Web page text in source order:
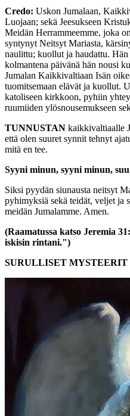
Credo: Uskon Jumalaan,
Luojaan; sekä Jeesukseen
Meidän Herrammeemme, joka
syntynyt Neitsyt Mariasta,
naulittu; kuollut ja haudattu.
kolmantena päivänä hän nousi
Jumalan Kaikkivaltiaan Isän
tuomitsemaan elävät ja kuollut.
katoliseen kirkkoon, pyhiin
ruumiiden ylösnousemukseen
TUNNUSTAN kaikkivaltiaalle
että olen suuret synnit tehnyt
mitä en tee.
Syyni minun, syyni minun,
Siksi pyydän siunausta neitsyt
pyhimyksiä sekä teidät, veljet ja
meidän Jumalamme. Amen.
(Raamatussa katso Jeremia
iskisin rintani.")
SURULLISET MYSTEERIT